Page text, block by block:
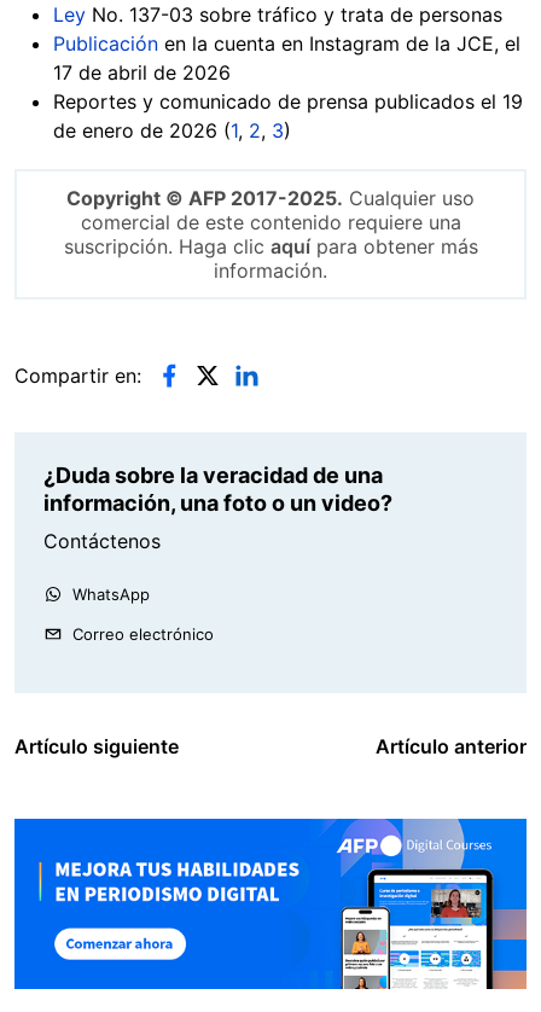
Ley No. 137-03 sobre tráfico y trata de personas
Publicación en la cuenta en Instagram de la JCE, el
17 de abril de 2026
Reportes y comunicado de prensa publicados el 19
de enero de 2026 (1, 2, 3)
Copyright © AFP 2017-2025. Cualquier uso
comercial de este contenido requiere una
suscripción. Haga clic aquípara obtener más
información.
Compartir en:
¿Duda sobre la veracidad de una
información, una foto o un video?
Contáctenos
WhatsApp
Correo electrónico
Artículo siguiente Artículo anterior